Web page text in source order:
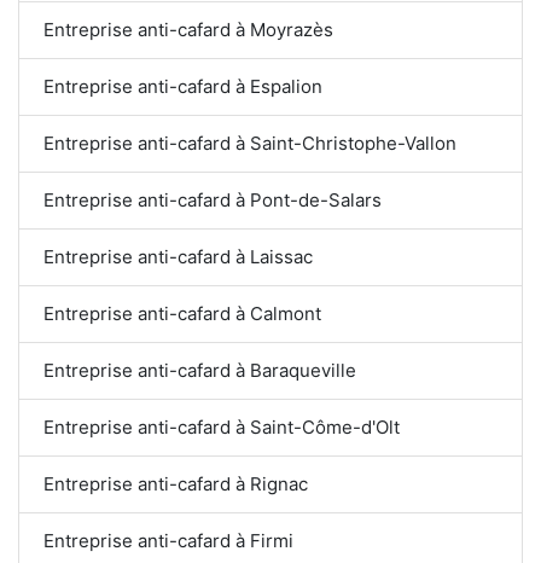
Entreprise anti-cafard à Moyrazès
Entreprise anti-cafard à Espalion
Entreprise anti-cafard à Saint-Christophe-Vallon
Entreprise anti-cafard à Pont-de-Salars
Entreprise anti-cafard à Laissac
Entreprise anti-cafard à Calmont
Entreprise anti-cafard à Baraqueville
Entreprise anti-cafard à Saint-Côme-d'Olt
Entreprise anti-cafard à Rignac
Entreprise anti-cafard à Firmi